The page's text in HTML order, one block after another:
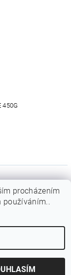
450G
nastavení cookies
procházením
používáním..